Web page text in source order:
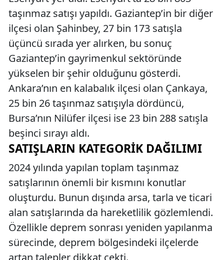
taşınmaz satışı yapıldı. Gaziantep’in bir diğer
ilçesi olan Şahinbey, 27 bin 173 satışla
üçüncü sırada yer alırken, bu sonuç
Gaziantep’in gayrimenkul sektöründe
yükselen bir şehir olduğunu gösterdi.
Ankara’nın en kalabalık ilçesi olan Çankaya,
25 bin 26 taşınmaz satışıyla dördüncü,
Bursa’nın Nilüfer ilçesi ise 23 bin 288 satışla
beşinci sırayı aldı.
SATIŞLARIN KATEGORIK DAĞILIMI
2024 yılında yapılan toplam taşınmaz
satışlarının önemli bir kısmını konutlar
oluşturdu. Bunun dışında arsa, tarla ve ticari
alan satışlarında da hareketlilik gözlemlendi.
Özellikle deprem sonrası yeniden yapılanma
sürecinde, deprem bölgesindeki ilçelerde
artan talepler dikkat çekti.